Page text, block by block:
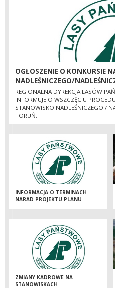
OGŁOSZENIE O KONKURSIE
NADLEŚNICZEGO/
REGIONALNA DYREKCJA LASÓW
INFORMUJE O WSZCZĘCIU
STANOWISKO NADLEŚNICZEGO /
TORUŃ.
INFORMACJA O TERMINACH
NARAD PROJEKTU PLANU
ZMIANY KADROWE NA
STANOWISKACH